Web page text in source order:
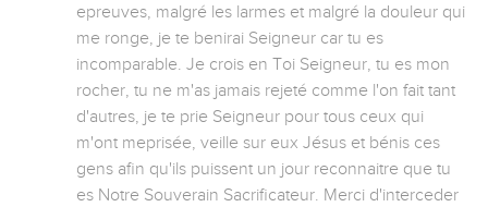
epreuves, malgré les larmes et malgré la douleur qui
me ronge, je te benirai Seigneur car tu es
incomparable. Je crois en Toi Seigneur, tu es mon
rocher, tu ne m'as jamais rejeté comme l'on fait tant
d'autres, je te prie Seigneur pour tous ceux qui
m'ont meprisée, veille sur eux Jésus et bénis ces
gens afin qu'ils puissent un jour reconnaitre que tu
es Notre Souverain Sacrificateur. Merci d'interceder